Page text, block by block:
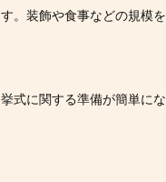
。装飾や食事などの規模を
式に関する準備が簡単にな